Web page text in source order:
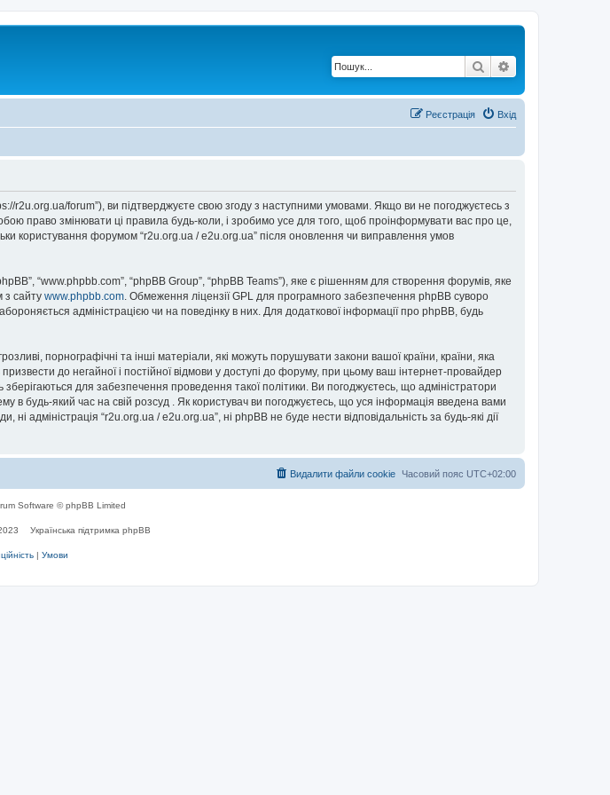
Пошук
Вхід
Реєстрація
r2u.org.ua/forum”), ви підтверджуєте свою згоду з наступними умовами. Якщо ви не погоджуєтесь з
право змінювати ці правила будь-коли, і зробимо усе для того, щоб проінформувати вас про це,
користування форумом “r2u.org.ua / e2u.org.ua” після оновлення чи виправлення умов
“www.phpbb.com”, “phpBB Group”, “phpBB Teams”), яке є рішенням для створення форумів, яке
з сайту www.phpbb.com . Обмеження ліцензії GPL для програмного забезпечення phpBB суворо
адміністрацією чи на поведінку в них. Для додаткової інформації про phpBB, будь
порнографічні та інші матеріали, які можуть порушувати закони вашої країни, країни, яка
до негайної і постійної відмови у доступі до форуму, при цьому ваш інтернет-провайдер
для забезпечення проведення такої політики. Ви погоджуєтесь, що адміністратори
в будь-який час на свій розсуд . Як користувач ви погоджуєтесь, що уся інформація введена вами
адміністрація “r2u.org.ua / e2u.org.ua”, ні phpBB не буде нести відповідальність за будь-які дії
Часовий пояс UTC+02:00
Видалити файли cookie
Software © phpBB Limited
Українська підтримка phpBB
| Умови